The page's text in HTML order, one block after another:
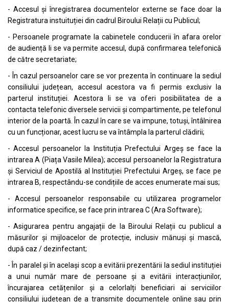
- Accesul și înregistrarea documentelor externe se face doar la
Registratura instuituției din cadrul Biroului Relații cu Publicul;
- Persoanele programate la cabinetele conducerii în afara orelor
de audiență li se va permite accesul, după confirmarea telefonică
de către secretariate;
- În cazul persoanelor care se vor prezenta în continuare la sediul
consiliului județean, accesul acestora va fi permis exclusiv la
parterul instituției. Acestora li se va oferi posibilitatea de a
contacta telefonic diversele servicii și compartimente, pe telefonul
interior de la poartă. În cazul în care se va impune, totuși, întâlnirea
cu un funcționar, acest lucru se va întâmpla la parterul clădirii;
- Accesul persoanelor la Instituția Prefectului Argeș se face la
intrarea A (Piața Vasile Milea); accesul persoanelor la Registratura
și Serviciul de Apostilă al Instituției Prefectului Argeș, se face pe
intrarea B, respectându-se condițiile de acces enumerate mai sus;
- Accesul persoanelor responsabile cu utilizarea programelor
informatice specifice, se face prin intrarea C (Ara Software);
- Asigurarea pentru angajații de la Biroului Relații cu publicul a
măsurilor și mijloacelor de protecție, inclusiv mănuși și mască,
după caz / dezinfectant;
- În paralel și în același scop a evitării prezentării la sediul instituției
a unui număr mare de persoane și a evitării interacțiunilor,
încurajarea cetățenilor și a celorlalți beneficiari ai serviciilor
consiliului județean de a transmite documentele online sau prin